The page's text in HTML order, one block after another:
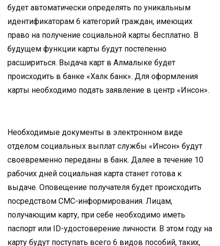
будет автоматически определять по уникальным
идентификаторам 6 категорий граждан, имеющих
право на получение социальной карты бесплатно. В
будущем функции карты будут постепенно
расшириться. Выдача карт в Алмалыке будет
происходить в банке «Халк банк». Для оформления
карты необходимо подать заявление в центр «Инсон».
Необходимые документы в электронном виде
отделом социальных выплат службы «Инсон» будут
своевременно переданы в банк. Далее в течение 10
рабочих дней социальная карта станет готова к
выдаче. Оповещение получателя будет происходить
посредством СМС-информирования. Лицам,
получающим карту, при себе необходимо иметь
паспорт или ID-удостоверение личности. В этом году на
карту будут поступать всего 6 видов пособий, таких,